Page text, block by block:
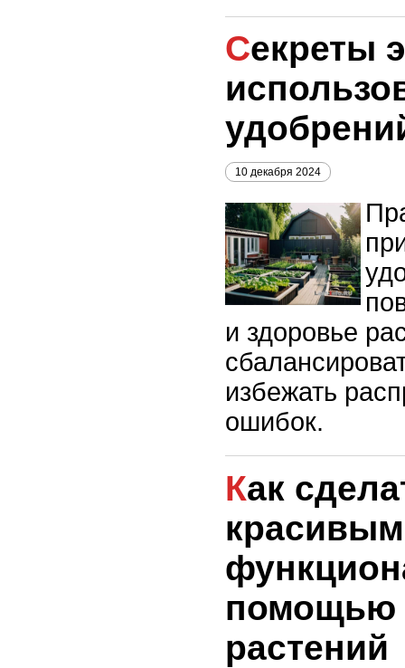
Секреты эффективного
10 декабря 2024
и здоровье
избежать
ошибок.
Как сделать сад
помощью
растений